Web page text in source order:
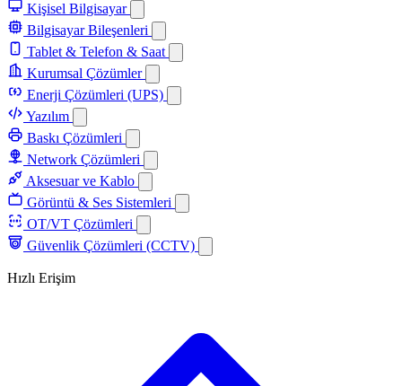
Kişisel Bilgisayar
Bilgisayar Bileşenleri
Tablet & Telefon & Saat
Kurumsal Çözümler
Enerji Çözümleri (UPS)
Yazılım
Baskı Çözümleri
Network Çözümleri
Aksesuar ve Kablo
Görüntü & Ses Sistemleri
OT/VT Çözümleri
Güvenlik Çözümleri (CCTV)
Hızlı Erişim